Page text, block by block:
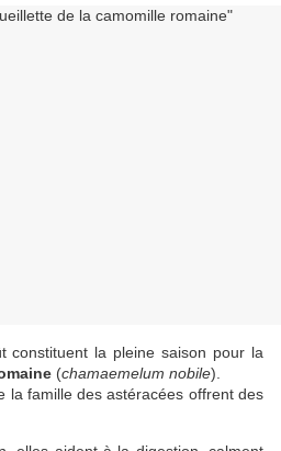
constituent la pleine saison pour la
(chamaemelum nobile).
la famille des astéracées offrent des